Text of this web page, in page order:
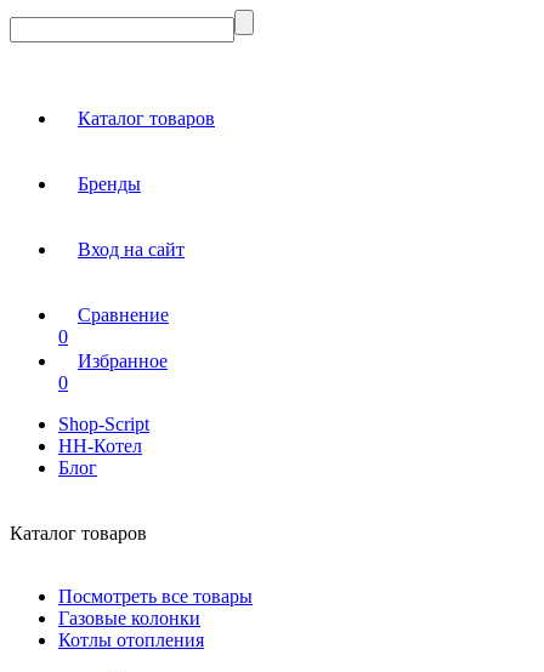
Каталог товаров
Бренды
Вход на сайт
Сравнение
0
Избранное
0
Shop-Script
НН-Котел
Блог
Каталог товаров
Посмотреть все товары
Газовые колонки
Котлы отопления